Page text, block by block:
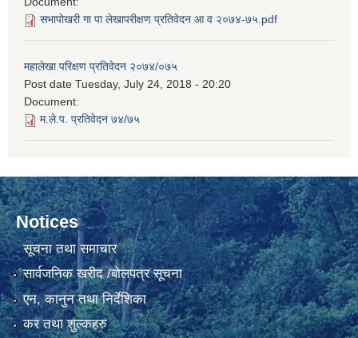
सभापोखरी गा पा लेखापरीक्षण प्रतिवेदन आ व २०७४-७५.pdf
महालेखा परिक्षण प्रतिवेदन २०७४/०७५
Post date Tuesday, July 24, 2018 - 20:20
Document:
म.ले.प. प्रतिवेदन ७४/७५
Notices
सूचना तथा समाचार
सार्वजनिक खरीद /बोलपत्र सूचना
एन, कानुन तथा निर्देशिका
कर तथा शुल्कहरु